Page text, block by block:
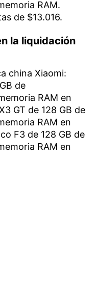
RAM.
de $13.016.
la liquidación
china Xiaomi:
de
RAM en
GT de 128 GB de
RAM en
F3 de 128 GB de
RAM en